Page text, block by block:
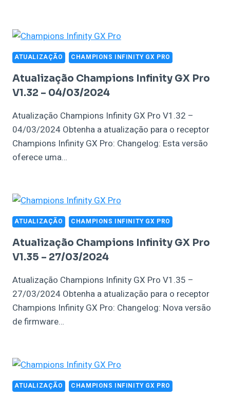
ATUALIZAÇÃO CHAMPIONS INFINITY GX PRO
Atualização Champions Infinity GX Pro
V1.32 – 04/03/2024
Atualização Champions Infinity GX Pro V1.32 –
04/03/2024 Obtenha a atualização para o receptor
Champions Infinity GX Pro: Changelog: Esta versão
oferece uma…
ATUALIZAÇÃO CHAMPIONS INFINITY GX PRO
Atualização Champions Infinity GX Pro
V1.35 – 27/03/2024
Atualização Champions Infinity GX Pro V1.35 –
27/03/2024 Obtenha a atualização para o receptor
Champions Infinity GX Pro: Changelog: Nova versão
de firmware…
ATUALIZAÇÃO CHAMPIONS INFINITY GX PRO